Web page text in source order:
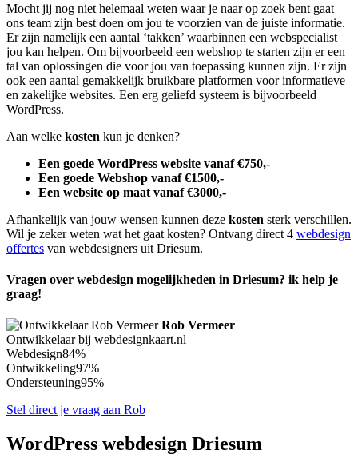
Mocht jij nog niet helemaal weten waar je naar op zoek bent gaat
ons team zijn best doen om jou te voorzien van de juiste informatie.
Er zijn namelijk een aantal ‘takken’ waarbinnen een webspecialist
jou kan helpen. Om bijvoorbeeld een webshop te starten zijn er een
tal van oplossingen die voor jou van toepassing kunnen zijn. Er zijn
ook een aantal gemakkelijk bruikbare platformen voor informatieve
en zakelijke websites. Een erg geliefd systeem is bijvoorbeeld
WordPress.
Aan welke kosten kun je denken?
Een goede WordPress website vanaf €750,-
Een goede Webshop vanaf €1500,-
Een website op maat vanaf €3000,-
Afhankelijk van jouw wensen kunnen deze kosten sterk verschillen.
Wil je zeker weten wat het gaat kosten? Ontvang direct 4 webdesign
offertes van webdesigners uit Driesum.
Vragen over webdesign mogelijkheden in Driesum? ik help je
graag!
Rob Vermeer
Ontwikkelaar bij webdesignkaart.nl
Webdesign84%
Ontwikkeling97%
Ondersteuning95%
Stel direct je vraag aan Rob
WordPress webdesign Driesum